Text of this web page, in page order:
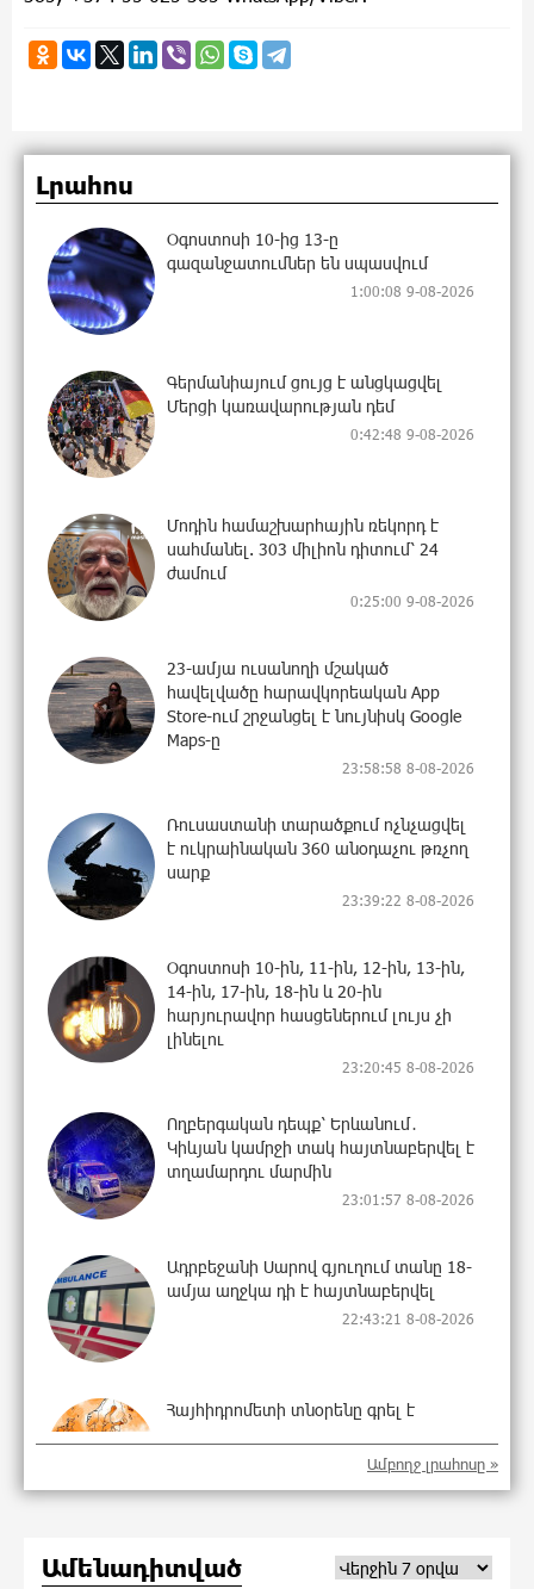
Լրահոս
Օգոստոսի 10-ից 13-ը
գազանջատումներ են սպասվում
1:00:08 9-08-2026
Գերմանիայում ցույց է անցկացվել
Մերցի կառավարության դեմ
0:42:48 9-08-2026
Մոդին համաշխարհային ռեկորդ է
սահմանել. 303 միլիոն դիտում՝ 24
ժամում
0:25:00 9-08-2026
23-ամյա ուսանողի մշակած
հավելվածը հարավկորեական App
Store-ում շրջանցել է նույնիսկ Google
Maps-ը
23:58:58 8-08-2026
Ռուսաստանի տարածքում ոչնչացվել
է ուկրաինական 360 անօդաչու թռչող
սարք
23:39:22 8-08-2026
Օգոստոսի 10-ին, 11-ին, 12-ին, 13-ին,
14-ին, 17-ին, 18-ին և 20-ին
հարյուրավոր հասցեներում լույս չի
լինելու
23:20:45 8-08-2026
Ողբերգական դեպք՝ Երևանում․
Կիևյան կամրջի տակ հայտնաբերվել է
տղամարդու մարմին
23:01:57 8-08-2026
Ադրբեջանի Սարով գյուղում տանը 18-
ամյա աղջկա դի է հայտնաբերվել
22:43:21 8-08-2026
Հայհիդրոմետի տնօրենը գրել է
Արտակարգ դեպք՝ Երևանում․ կոտրել
են «Հույս բոլոր մարդկանց»
Ամբողջ լրահոսը »
Ամենադիտված